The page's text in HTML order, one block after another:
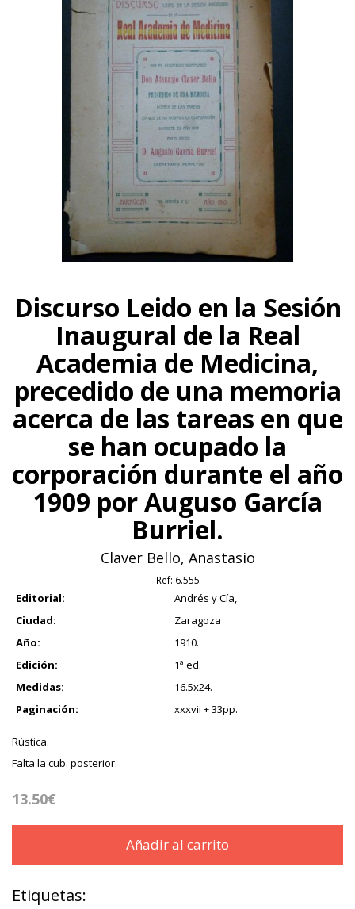
Discurso Leido en la Sesión
Inaugural de la Real
Academia de Medicina,
precedido de una memoria
acerca de las tareas en que
se han ocupado la
corporación durante el año
1909 por Auguso García
Burriel.
Claver Bello, Anastasio
Ref: 6.555
Editorial:
Andrés y Cía,
Ciudad:
Zaragoza
Año:
1910.
Edición:
1ª ed.
Medidas:
16.5x24.
Paginación:
xxxvii + 33pp.
Rústica.
Falta la cub. posterior.
13.50€
Añadir al carrito
Etiquetas: